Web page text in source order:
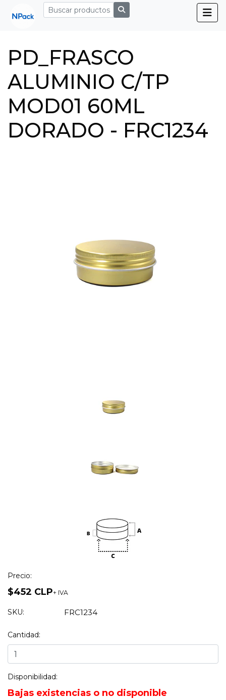
PD_FRASCO
ALUMINIO C/TP
MOD01 60ML
DORADO - FRC1234
Precio:
$452 CLP+ IVA
SKU: FRC1234
Cantidad:
Disponibilidad:
Bajas existencias o no disponible